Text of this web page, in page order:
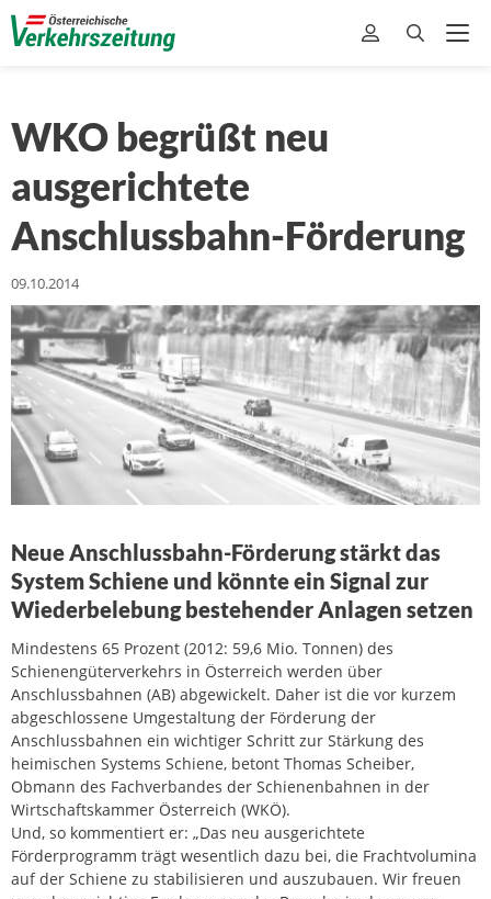
WKO begrüßt neu
ausgerichtete
Anschlussbahn-Förderung
09.10.2014
Neue Anschlussbahn-Förderung stärkt das
System Schiene und könnte ein Signal zur
Wiederbelebung bestehender Anlagen setzen
Mindestens 65 Prozent (2012: 59,6 Mio. Tonnen) des
Schienengüterverkehrs in Österreich werden über
Anschlussbahnen (AB) abgewickelt. Daher ist die vor kurzem
abgeschlossene Umgestaltung der Förderung der
Anschlussbahnen ein wichtiger Schritt zur Stärkung des
heimischen Systems Schiene, betont Thomas Scheiber,
Obmann des Fachverbandes der Schienenbahnen in der
Wirtschaftskammer Österreich (WKÖ).
Und, so kommentiert er: „Das neu ausgerichtete
Förderprogramm trägt wesentlich dazu bei, die Frachtvolumina
auf der Schiene zu stabilisieren und auszubauen. Wir freuen